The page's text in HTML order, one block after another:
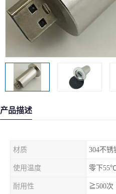
产品描述
材质 304不锈
使用温度 零下
耐用性 ≧500次